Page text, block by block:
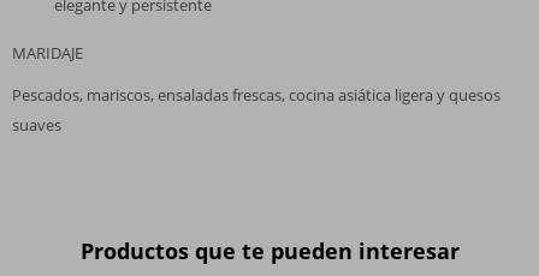
elegante y persistente
MARIDAJE
Pescados, mariscos, ensaladas frescas, cocina asiática ligera y quesos
suaves
Productos que te pueden interesar